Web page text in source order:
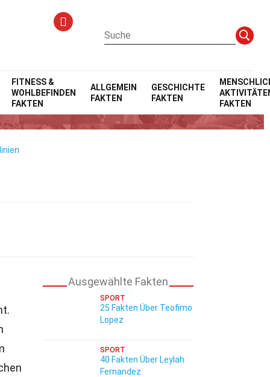
FITNESS &
WOHLBEFINDEN
FAKTEN
ALLGEMEIN
FAKTEN
GESCHICHTE
FAKTEN
FAKTEN
Ausgewählte Fakten
SPORT
25 Fakten Über Teofimo
Lopez
SPORT
40 Fakten Über Leylah
Fernandez